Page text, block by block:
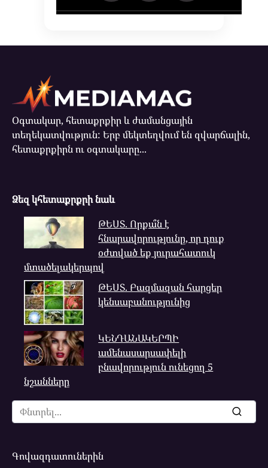
Օգտակար, հետաքրքիր և ժամանցային
տեղեկատվություն: Երբ մեկտեղվում են զվարճալին,
հետաքրքիրն ու օգտակարը...
Ձեզ կհետաքրքրի նաև
ԹԵՍՏ. Որքա՞ն է
հնարավորությունը, որ դուք
օժտված եք յուրահատուկ
մտածելակերպով
ԹԵՍՏ. Բազմազան հարցեր
կենսաբանությունից
ԿԵՆԴԱՆԱԿԵՐՊԻ
ամենասարսափելի
բնավորություն ունեցող 5
նշանները
Search
for:
Գովազդատուներին